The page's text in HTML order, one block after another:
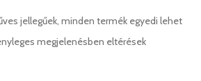
jellegűek, minden termék egyedi lehet
megjelenésben eltérések